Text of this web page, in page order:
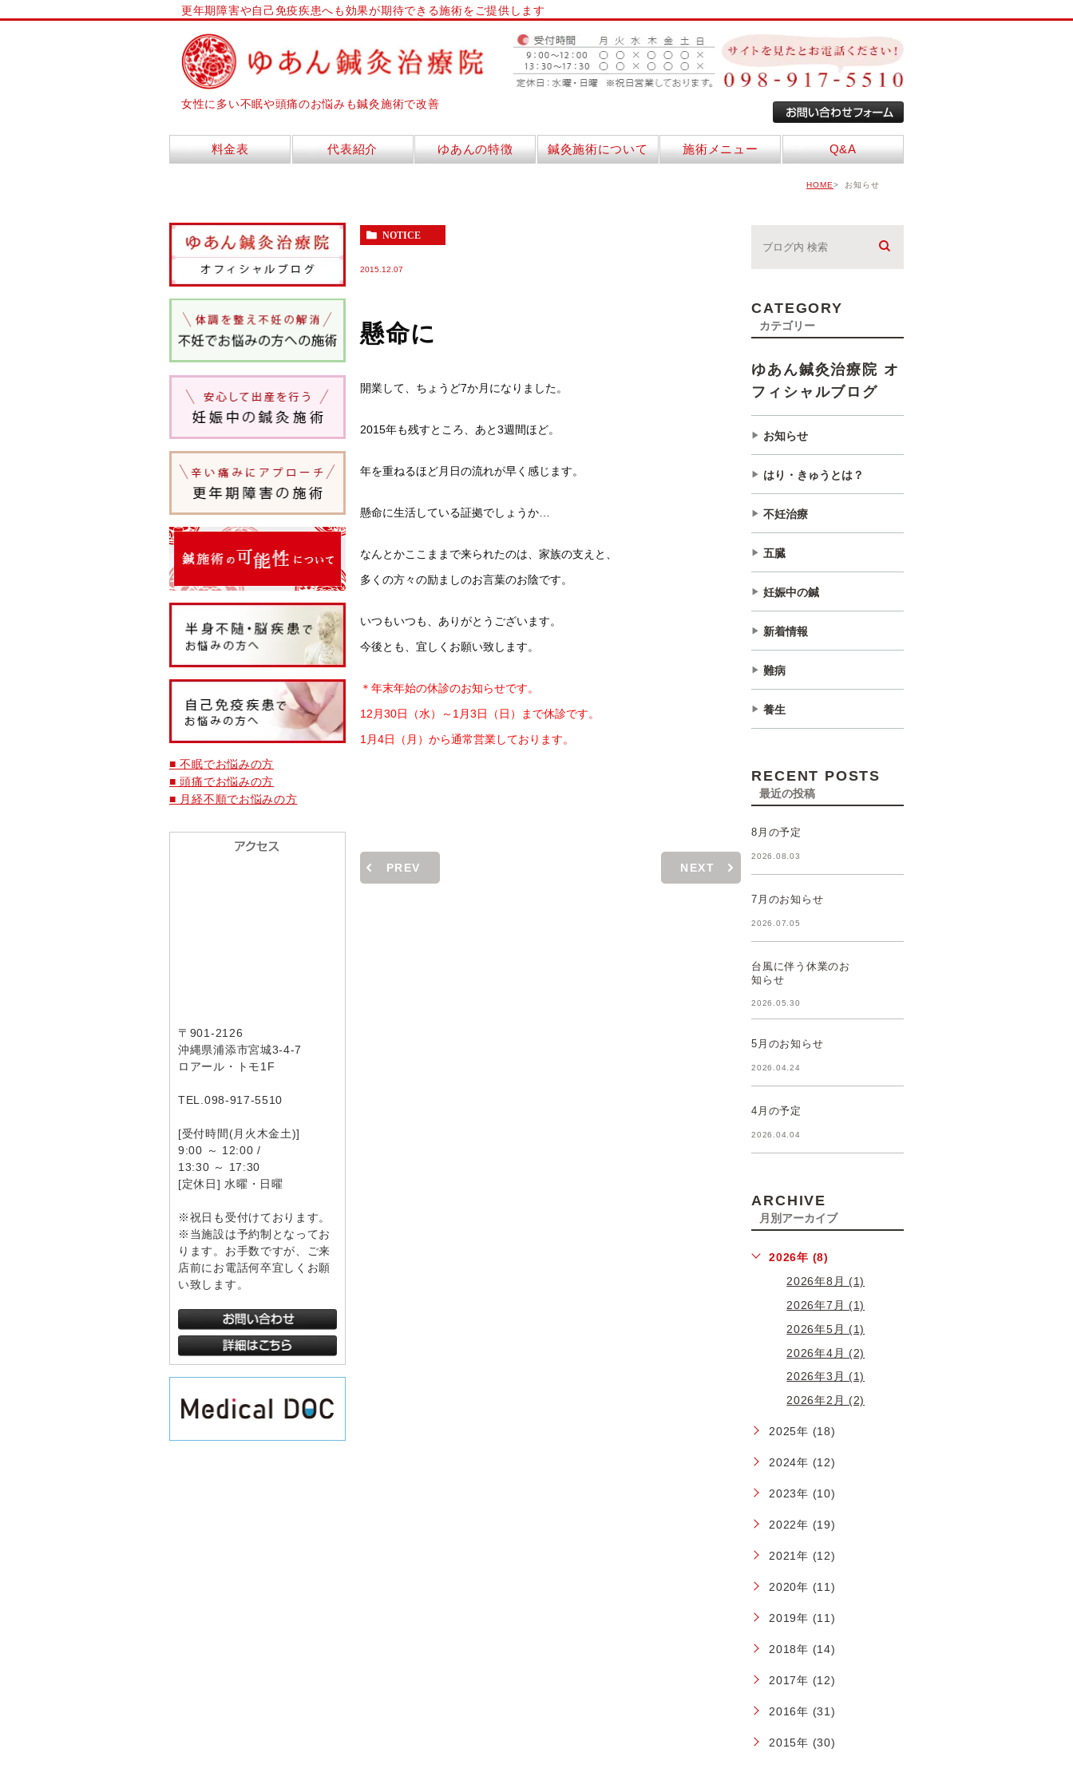
更年期障害や自己免疫疾患へも効果が期待できる施術をご提供します
女性に多い不眠や頭痛のお悩みも鍼灸施術で改善
料金表 代表紹介 ゆあんの特徴 鍼灸施術について 施術メニュー Q&A
HOME お知らせ
■ 不眠でお悩みの方
■ 頭痛でお悩みの方
■ 月経不順でお悩みの方
〒901-2126
沖縄県浦添市宮城3-4-7
ロアール・トモ1F
TEL.098-917-5510
[受付時間(月火木金土)]
9:00 ～ 12:00 /
13:30 ～ 17:30
[定休日] 水曜・日曜
※祝日も受付けております。
※当施設は予約制となってお
ります。お手数ですが、ご来
店前にお電話何卒宜しくお願
い致します。
NOTICE
2015.12.07
懸命に
開業して、ちょうど7か月になりました。
2015年も残すところ、あと3週間ほど。
年を重ねるほど月日の流れが早く感じます。
懸命に生活している証拠でしょうか…
なんとかここままで来られたのは、家族の支えと、
多くの方々の励ましのお言葉のお陰です。
いつもいつも、ありがとうございます。
今後とも、宜しくお願い致します。
＊年末年始の休診のお知らせです。
12月30日（水）～1月3日（日）まで休診です。
1月4日（月）から通常営業しております。
PREV NEXT
CATEGORY
カテゴリー
ゆあん鍼灸治療院 オ
フィシャルブログ
お知らせ
はり・きゅうとは？
不妊治療
五臓
妊娠中の鍼
新着情報
難病
養生
RECENT POSTS
最近の投稿
8月の予定
2026.08.03
7月のお知らせ
2026.07.05
台風に伴う休業のお
知らせ
2026.05.30
5月のお知らせ
2026.04.24
4月の予定
2026.04.04
ARCHIVE
月別アーカイブ
2026年 (8)
2026年8月 (1)
2026年7月 (1)
2026年5月 (1)
2026年4月 (2)
2026年3月 (1)
2026年2月 (2)
2025年 (18)
2024年 (12)
2023年 (10)
2022年 (19)
2021年 (12)
2020年 (11)
2019年 (11)
2018年 (14)
2017年 (12)
2016年 (31)
2015年 (30)